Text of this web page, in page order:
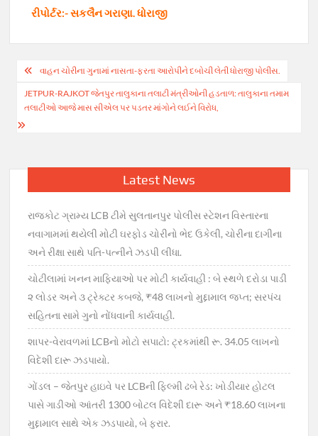
રીપોર્ટર:- સકલૈન ગરાણા. ધોરાજી
Post
navigation
વાહન ચોરીના ગુનામાં નાસતા-ફરતા આરોપીને દબોચી લેતી ધોરાજી પોલીસ.
JETPUR-RAJKOT જેતપુર તાલુકાના તલાટી મંત્રીઓની હડતાળ: તાલુકાના તમામ
તલાટીઓ આજે માસ સીએલ પર પડતર માંગોને લઈને વિરોધ,
Latest News
રાજકોટ ગ્રામ્ય LCB ટીમે સુલતાનપુર પોલીસ સ્ટેશન વિસ્તારના
નવાગામમાં થયેલી મોટી ઘરફોડ ચોરીનો ભેદ ઉકેલી, ચોરીના દાગીના
અને રીક્ષા સાથે પતિ-પત્નીને ઝડપી લીધા.
ચોટીલામાં ખનન માફિયાઓ પર મોટી કાર્યવાહી : બે સ્થળે દરોડા પાડી
૨ લોડર અને ૩ ટ્રેક્ટર કબજે, ₹48 લાખનો મુદ્દામાલ જપ્ત; સરપંચ
સહિતના સામે ગુનો નોંધવાની કાર્યવાહી.
શાપર-વેરાવળમાં LCBનો મોટો સપાટો: ટ્રકમાંથી રૂ. 34.05 લાખનો
વિદેશી દારૂ ઝડપાયો.
ગોંડલ – જેતપુર હાઇવે પર LCBની ફિલ્મી ઢબે રેડ: ખોડીયાર હોટલ
પાસે ગાડીઓ આંતરી 1300 બોટલ વિદેશી દારૂ અને ₹18.60 લાખના
મુદ્દામાલ સાથે એક ઝડપાયો, બે ફરાર.